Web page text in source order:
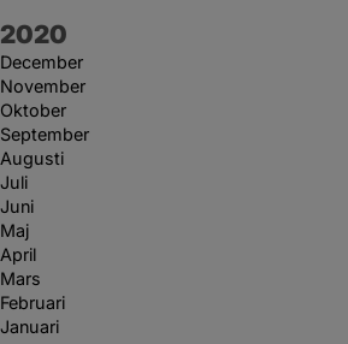
År:
2020
December
November
Oktober
September
Augusti
Juli
Juni
Maj
April
Mars
Februari
Januari